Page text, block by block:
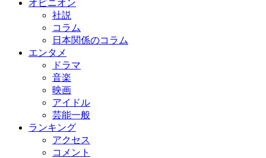
オピニオン
社説
コラム
日本関係のコラム
エンタメ
ドラマ
音楽
映画
アイドル
芸能一般
ランキング
アクセス
コメント